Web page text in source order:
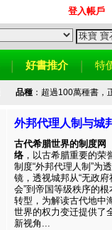
登入帳戶
好書推介 特
品種：超過100萬種書，
外邦代理人制与城
古代希腊世界的制度网
络 ，以古希腊重要的荣
制度“外邦代理人制”为透
镜，透视城邦从“无政府
会”到帝国等级秩序的根
转型，为解读古代地中
世界的权力变迁提供了
新视角...